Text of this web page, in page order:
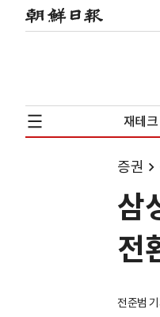
재테크
증권
삼
전
전준범